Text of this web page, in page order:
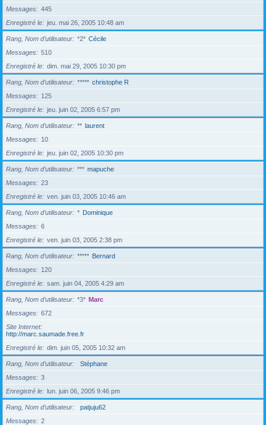
Messages
445
Enregistré le
jeu. mai 26, 2005 10:48 am
Rang, Nom d’utilisateur *2* Cécile
Messages
510
Enregistré le
dim. mai 29, 2005 10:30 pm
Rang, Nom d’utilisateur ***** christophe R
Messages
125
Enregistré le
jeu. juin 02, 2005 6:57 pm
Rang, Nom d’utilisateur ** laurent
Messages
10
Enregistré le
jeu. juin 02, 2005 10:30 pm
Rang, Nom d’utilisateur *** mapuche
Messages
23
Enregistré le
ven. juin 03, 2005 10:46 am
Rang, Nom d’utilisateur * Dominique
Messages
6
Enregistré le
ven. juin 03, 2005 2:38 pm
Rang, Nom d’utilisateur ***** Bernard
Messages
120
Enregistré le
sam. juin 04, 2005 4:29 am
Rang, Nom d’utilisateur *3* Marc
Messages
672
Site Internet
http://marc.saumade.free.fr
Enregistré le
dim. juin 05, 2005 10:32 am
Rang, Nom d’utilisateur
Stéphane
Messages
3
Enregistré le
lun. juin 06, 2005 9:46 pm
Rang, Nom d’utilisateur
patjuju62
Messages
2